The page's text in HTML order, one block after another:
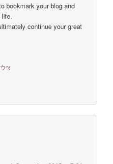
bookmark your blog and
life.
continue your great